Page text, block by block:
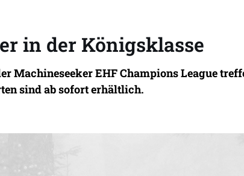
in der Königsklasse
Machineseeker EHF Champions League
sind ab sofort erhältlich.